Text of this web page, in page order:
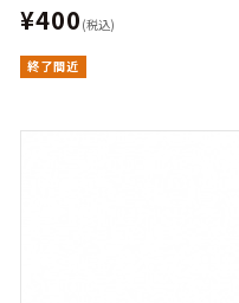
¥400 (税込)
終了間近